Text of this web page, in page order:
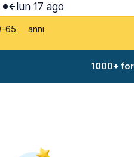
lun 17 ago
65 anni
1000+